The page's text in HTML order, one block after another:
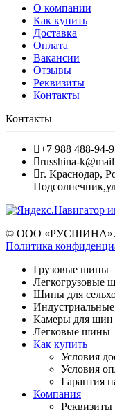
О компании
Как купить
Доставка
Оплата
Вакансии
Отзывы
Реквизиты
Контакты
Контакты
+7 988 488-94-
russhina-
г. Краснодар,
© ООО «РУСШИНА».
Политика
Грузовые шины
Легкогрузовые
Шины для
Камеры для шин
Легковые шины
Как купить
Условия
Условия
Гарантия
Компания
Реквизиты